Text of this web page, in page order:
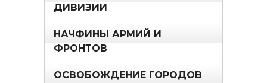
ДИВИЗИИ
НАЧФИНЫ АРМИЙ И
ФРОНТОВ
ОСВОБОЖДЕНИЕ ГОРОДОВ